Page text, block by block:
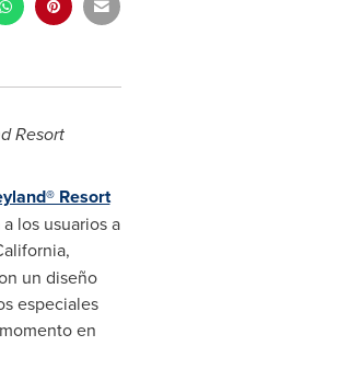
Resort
Resort
los usuarios a
,
un diseño
especiales
en